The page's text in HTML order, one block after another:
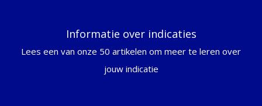
Informatie over indicaties
Lees een van onze 50 artikelen om meer te leren over
jouw indicatie